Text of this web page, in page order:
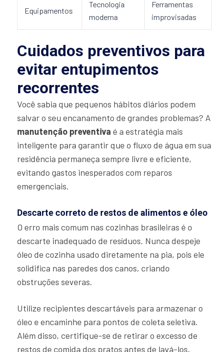
Equipamentos
Tecnologia
moderna
Ferramentas
improvisadas
Cuidados preventivos para
evitar entupimentos
recorrentes
Você sabia que pequenos hábitos diários podem
salvar o seu encanamento de grandes problemas? A
manutenção preventiva é a estratégia mais
inteligente para garantir que o fluxo de água em sua
residência permaneça sempre livre e eficiente,
evitando gastos inesperados com reparos
emergenciais.
Descarte correto de restos de alimentos e óleo
O erro mais comum nas cozinhas brasileiras é o
descarte inadequado de resíduos. Nunca despeje
óleo de cozinha usado diretamente na pia, pois ele
solidifica nas paredes dos canos, criando
obstruções severas.
Utilize recipientes descartáveis para armazenar o
óleo e encaminhe para pontos de coleta seletiva.
Além disso, certifique-se de retirar o excesso de
restos de comida dos pratos antes de lavá-los,